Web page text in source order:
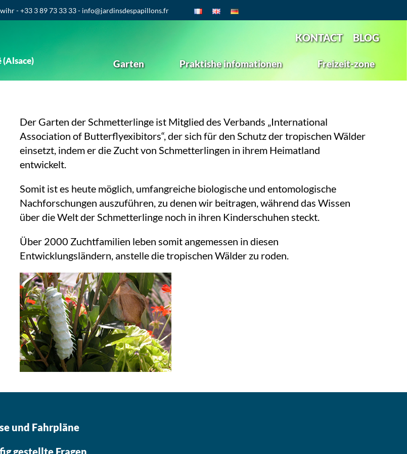
- +33 3 89 73 33 33 - info@jardinsdespapillons.fr
KONTACT BLOG
Garten Praktishe infomationen Freizeit-zone
Der Garten der Schmetterlinge ist Mitglied des Verbands „International
Association of Butterflyexibitors“, der sich für den Schutz der tropischen Wälder
einsetzt, indem er die Zucht von Schmetterlingen in ihrem Heimatland
entwickelt.
Somit ist es heute möglich, umfangreiche biologische und entomologische
Nachforschungen auszuführen, zu denen wir beitragen, während das Wissen
über die Welt der Schmetterlinge noch in ihren Kinderschuhen steckt.
Über 2000 Zuchtfamilien leben somit angemessen in diesen
Entwicklungsländern, anstelle die tropischen Wälder zu roden.
und Fahrpläne
gestellte Fragen